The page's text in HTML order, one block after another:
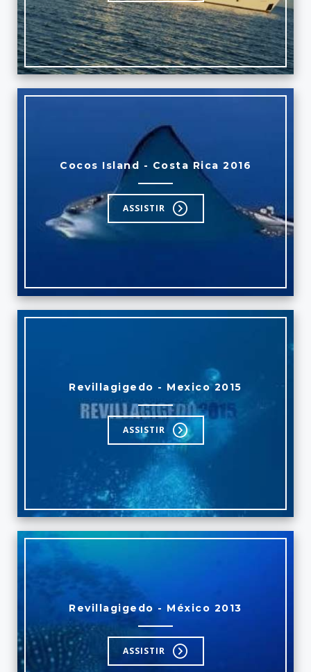
Cocos Island - Costa Rica 2016
ASSISTIR
Revillagigedo - Mexico 2015
ASSISTIR
Revillagigedo - México 2013
ASSISTIR